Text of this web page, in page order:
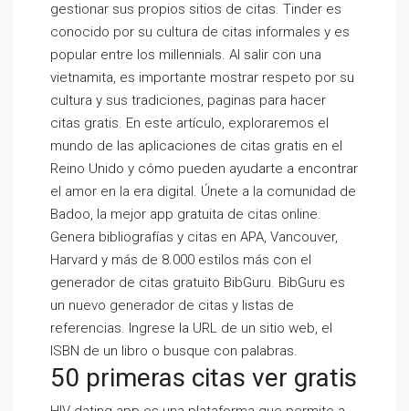
gestionar sus propios sitios de citas. Tinder es
conocido por su cultura de citas informales y es
popular entre los millennials. Al salir con una
vietnamita, es importante mostrar respeto por su
cultura y sus tradiciones, paginas para hacer
citas gratis. En este artículo, exploraremos el
mundo de las aplicaciones de citas gratis en el
Reino Unido y cómo pueden ayudarte a encontrar
el amor en la era digital. Únete a la comunidad de
Badoo, la mejor app gratuita de citas online.
Genera bibliografías y citas en APA, Vancouver,
Harvard y más de 8.000 estilos más con el
generador de citas gratuito BibGuru. BibGuru es
un nuevo generador de citas y listas de
referencias. Ingrese la URL de un sitio web, el
ISBN de un libro o busque con palabras.
50 primeras citas ver gratis